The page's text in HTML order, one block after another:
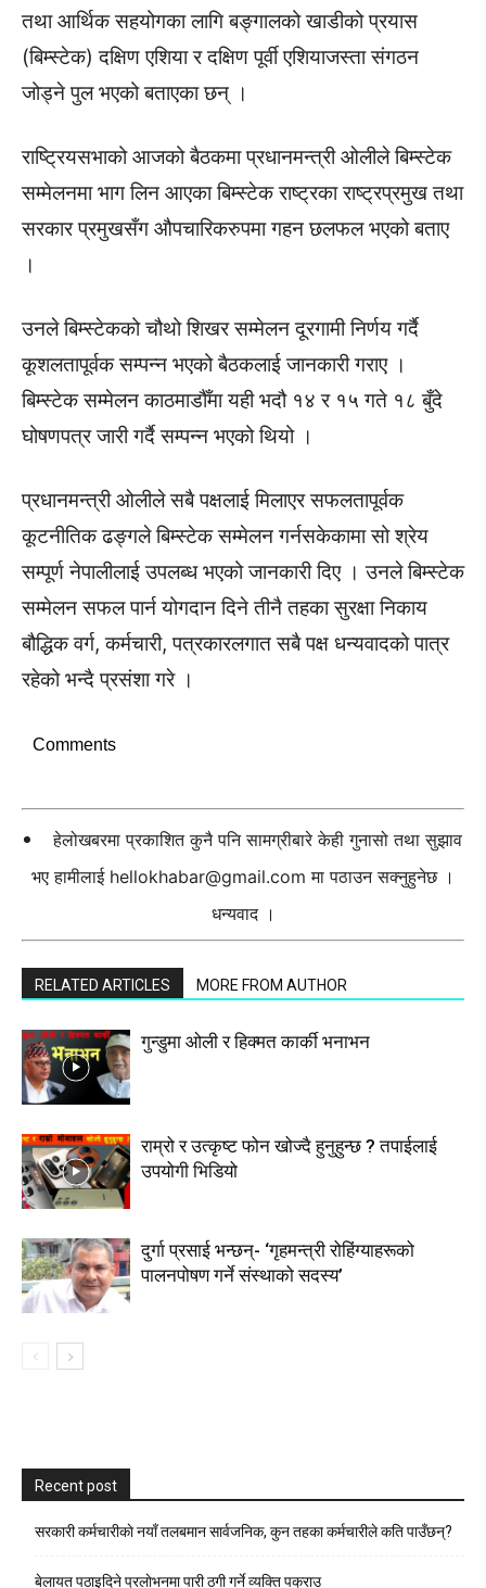
तथा आर्थिक सहयोगका लागि बङ्गालको खाडीको प्रयास
(बिम्स्टेक) दक्षिण एशिया र दक्षिण पूर्वी एशियाजस्ता संगठन
जोड्ने पुल भएको बताएका छन् ।
राष्ट्रियसभाको आजको बैठकमा प्रधानमन्त्री ओलीले बिम्स्टेक
सम्मेलनमा भाग लिन आएका बिम्स्टेक राष्ट्रका राष्ट्रप्रमुख तथा
सरकार प्रमुखसँग औपचारिकरुपमा गहन छलफल भएको बताए
।
उनले बिम्स्टेकको चौथो शिखर सम्मेलन दूरगामी निर्णय गर्दै
कूशलतापूर्वक सम्पन्न भएको बैठकलाई जानकारी गराए ।
बिम्स्टेक सम्मेलन काठमाडौँमा यही भदौ १४ र १५ गते १८ बुँदे
घोषणपत्र जारी गर्दै सम्पन्न भएको थियो ।
प्रधानमन्त्री ओलीले सबै पक्षलाई मिलाएर सफलतापूर्वक
कूटनीतिक ढङ्गले बिम्स्टेक सम्मेलन गर्नसकेकामा सो श्रेय
सम्पूर्ण नेपालीलाई उपलब्ध भएको जानकारी दिए । उनले बिम्स्टेक
सम्मेलन सफल पार्न योगदान दिने तीनै तहका सुरक्षा निकाय
बौद्धिक वर्ग, कर्मचारी, पत्रकारलगात सबै पक्ष धन्यवादको पात्र
रहेको भन्दै प्रसंशा गरे ।
Comments
हेलोखबरमा प्रकाशित कुनै पनि सामग्रीबारे केही गुनासो तथा सुझाव
भए हामीलाई hellokhabar@gmail.com मा पठाउन सक्नुहुनेछ ।
धन्यवाद ।
RELATED ARTICLES MORE FROM AUTHOR
गुन्डुमा ओली र हिक्मत कार्की भनाभन
राम्रो र उत्कृष्ट फोन खोज्दै हुनुहुन्छ ? तपाईलाई
उपयोगी भिडियो
दुर्गा प्रसाई भन्छन्- ‘गृहमन्त्री रोहिंग्याहरूको
पालनपोषण गर्ने संस्थाको सदस्य’
Recent post
सरकारी कर्मचारीकाे नयाँ तलबमान सार्वजनिक, कुन तहका कर्मचारीले कति पाउँछन्?
बेलायत पठाइदिने प्रलाेभनमा पारी ठगी गर्ने व्यक्ति पक्राउ